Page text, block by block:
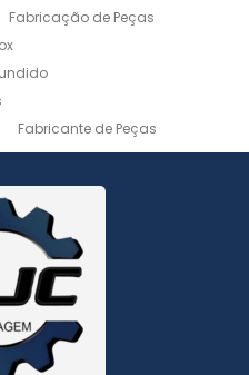
Fabricação de Peças
Fabricante de Peças
Usinadas
de Soldagem
Usinagem Pesada
e Solda
Usinagem
Aluminio